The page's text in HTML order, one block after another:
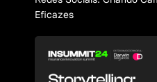
Eficazes